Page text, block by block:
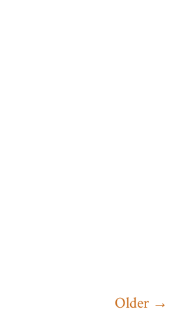
Older →